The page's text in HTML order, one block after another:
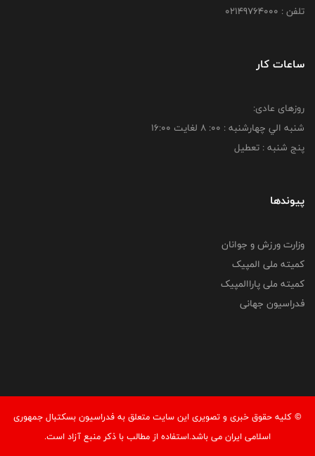
تلفن : 02149764000
ساعات کار
روزهای عادی:
شنبه الي چهارشنبه : 00: 8 لغايت 16:00
پنج شنبه : تعطیل
پیوندها
وزارت ورزش و جوانان
کمیته ملی المپیک
کمیته ملی پاراالمپیک
فدراسیون جهانی
© کليه حقوق خبری و تصويری اين سايت متعلق به فدراسیون بسکتبال جمهوری
اسلامی ایران می باشد.استفاده از مطالب با ذكر منبع آزاد است.